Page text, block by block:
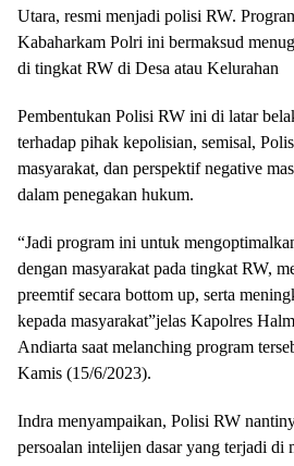
Utara, resmi menjadi polisi RW.
Kabaharkam Polri ini bermaksud
di tingkat RW di Desa atau Kelurahan
Pembentukan Polisi RW ini di latar
terhadap pihak kepolisian, semisal,
masyarakat, dan perspektif negative
dalam penegakan hukum.
“Jadi program ini untuk
dengan masyarakat pada tingkat RW,
preemtif secara bottom up, serta
kepada masyarakat”jelas Kapolres
Andiarta saat melanching program
Kamis (15/6/2023).
Indra menyampaikan, Polisi RW
persoalan intelijen dasar yang terjadi di